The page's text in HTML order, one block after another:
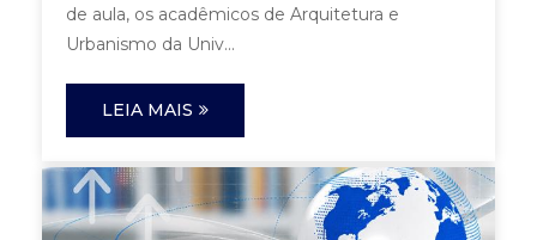
de aula, os acadêmicos de Arquitetura e
Urbanismo da Univ...
LEIA MAIS